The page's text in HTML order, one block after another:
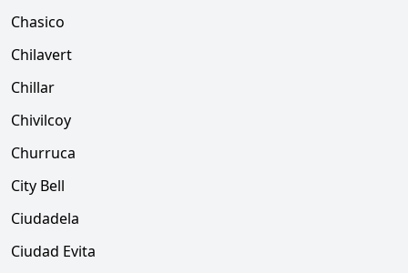
Chasico
Chilavert
Chillar
Chivilcoy
Churruca
City Bell
Ciudadela
Ciudad Evita